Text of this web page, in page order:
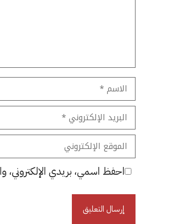
الاسم
البريد
الإلكتروني
الموقع
الإلكتروني
احفظ اسمي، بريدي الإلكتروني،